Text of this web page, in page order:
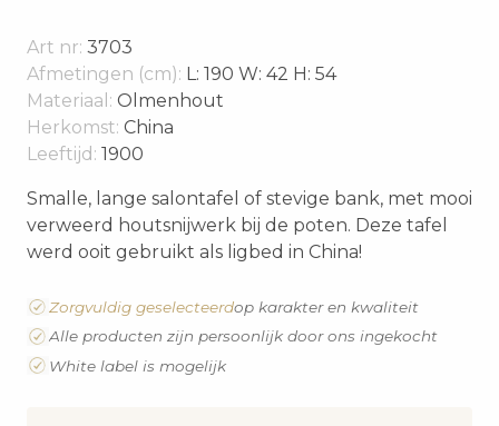
Art nr: 3703
Afmetingen (cm): L: 190 W: 42 H: 54
Materiaal: Olmenhout
Herkomst: China
Leeftijd: 1900
Smalle, lange salontafel of stevige bank, met mooi
verweerd houtsnijwerk bij de poten. Deze tafel
werd ooit gebruikt als ligbed in China!
Zorgvuldig geselecteerdop karakter en kwaliteit
Alle producten zijn persoonlijk door ons ingekocht
White label is mogelijk